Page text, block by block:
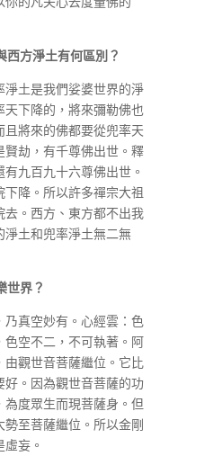
西方淨土有何區別？
土是我們娑婆世界的淨
天下降的，將來彌勒佛也
將來的佛都要從兜率天
劫，有千尊佛出世。釋
九百九十六尊佛出世。
降。所以許多禪宗大祖
去。西方、東方都不出我
土和兜率淨土無二無
世界？
真空妙有。心經雲：色
色空不二，不可執著。阿
觀世音菩薩繼位。它比
。因為觀世音菩薩的功
度眾生而現菩薩身。但
至菩薩繼位。所以金剛
妄。